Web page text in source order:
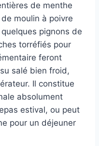
de menthe
moulin à poivre
pignons de
torréfiés pour
feront
salé bien froid,
Il constitue
absolument
estival, ou peut
pour un déjeuner